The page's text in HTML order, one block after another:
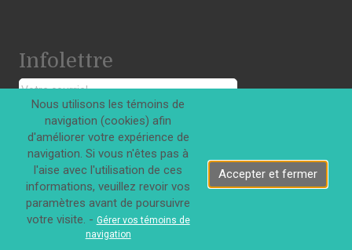
Infolettre
S'INSCRIRE
Tous droits réservés © Innovations DJD Inc. 2026
Nous utilisons les témoins de
navigation (cookies) afin
d'améliorer votre expérience de
navigation. Si vous n'êtes pas à
l'aise avec l'utilisation de ces
informations, veuillez revoir vos
paramètres avant de poursuivre
votre visite. - Gérer vos témoins de
navigation
Accepter et fermer